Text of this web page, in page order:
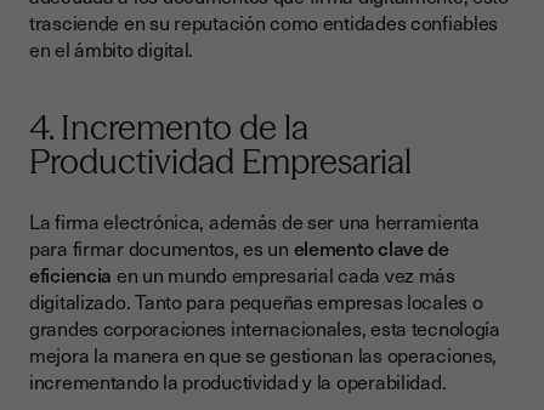
trasciende en su reputación como entidades confiables
en el ámbito digital.
4. Incremento de la
Productividad Empresarial
La firma electrónica, además de ser una herramienta
para firmar documentos, es un elemento clave de
eficiencia en un mundo empresarial cada vez más
digitalizado. Tanto para pequeñas empresas locales o
grandes corporaciones internacionales, esta tecnología
mejora la manera en que se gestionan las operaciones,
incrementando la productividad y la operabilidad.